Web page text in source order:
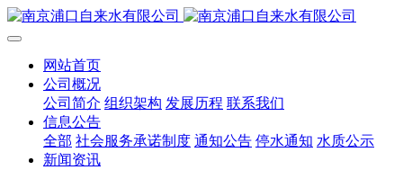
网站首页
公司概况
公司简介 组织架构 发展历程 联系我们
信息公告
全部 社会服务承诺制度 通知公告 停水通知 水质公示
新闻资讯